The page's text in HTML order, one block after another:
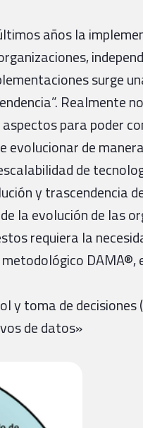
años la
surge
Realmente
para poder
evolucionar de
de
y trascendencia
la evolución de las
requiera la
DAMA®,
y toma de
de datos»